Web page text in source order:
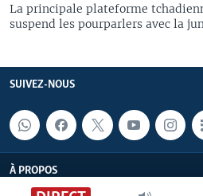
La principale plateforme
suspend les pourparlers avec la
SUIVEZ-NOUS
À PROPOS